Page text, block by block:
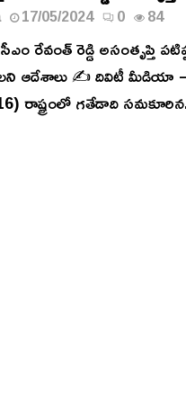
17/05/2024 0 84
రేవంత్ రెడ్డి అసంతృప్తి
ఆదేశాలు ✍️ దివిటీ మీడియా
రాష్ట్రంలో గతేడాది